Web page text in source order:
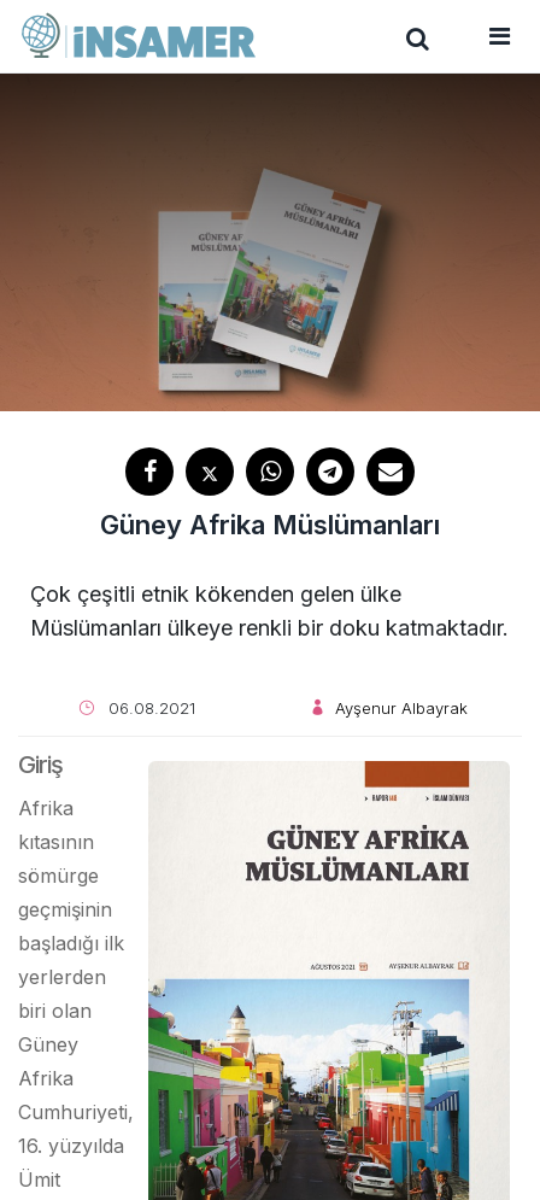
Güney Afrika Müslümanları
Çok çeşitli etnik kökenden gelen ülke
Müslümanları ülkeye renkli bir doku katmaktadır.
06.08.2021 Ayşenur Albayrak
Giriş
Afrika
kıtasının
sömürge
geçmişinin
başladığı ilk
yerlerden
biri olan
Güney
Afrika
Cumhuriyeti,
16. yüzyılda
Ümit